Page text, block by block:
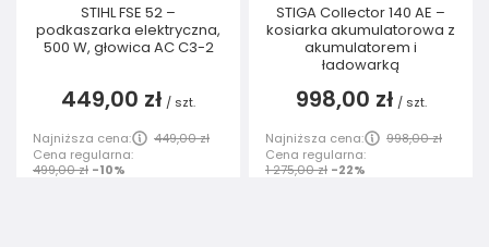
STIHL FSE 52 –
podkaszarka elektryczna,
500 W, głowica AC C3-2
449,00 zł / szt.
Najniższa cena:
449,00 zł
Cena regularna:
499,00 zł -10%
STIGA Collector 140 AE –
kosiarka akumulatorowa z
akumulatorem i
ładowarką
998,00 zł / szt.
Najniższa cena:
998,00 zł
Cena regularna:
1 275,00 zł -22%